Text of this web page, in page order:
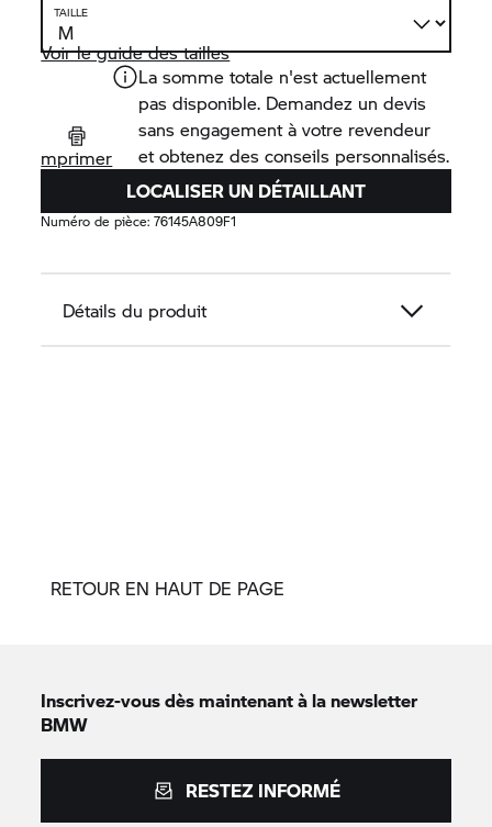
TAILLE
Voir le guide des tailles
mprimer
La somme totale n'est actuellement
pas disponible. Demandez un devis
sans engagement à votre revendeur
et obtenez des conseils personnalisés.
LOCALISER UN DÉTAILLANT
Numéro de pièce:76145A809F1
Détails du produit
RETOUR EN HAUT DE PAGE
Inscrivez-vous dès maintenant à la newsletter
BMW
RESTEZ INFORMÉ